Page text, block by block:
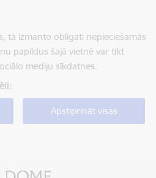
tā izmanto obligāti nepieciešamās
papildus šajā vietnē var tikt
mediju sīkdatnes.
Apstiprināt visas